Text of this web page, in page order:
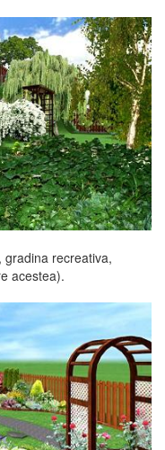
recreativa,
acestea).